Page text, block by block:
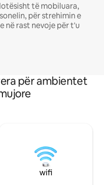
të mobiluara,
për strehimin e
në rast nevoje për t'u
për ambientet
wifi